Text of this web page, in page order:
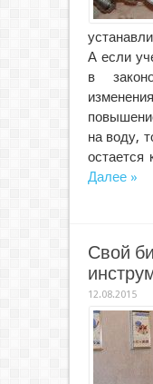
А если
в
на воду,
остается
Далее »
Свой
12.08.2015